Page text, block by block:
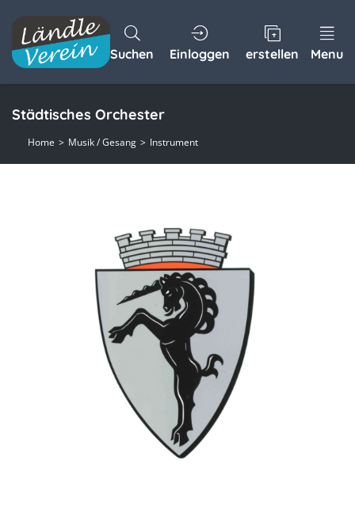
Suchen Einloggen erstellen Menu
Städtisches Orchester
Home Musik / Gesang Instrument